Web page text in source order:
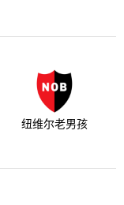
纽维尔老男孩